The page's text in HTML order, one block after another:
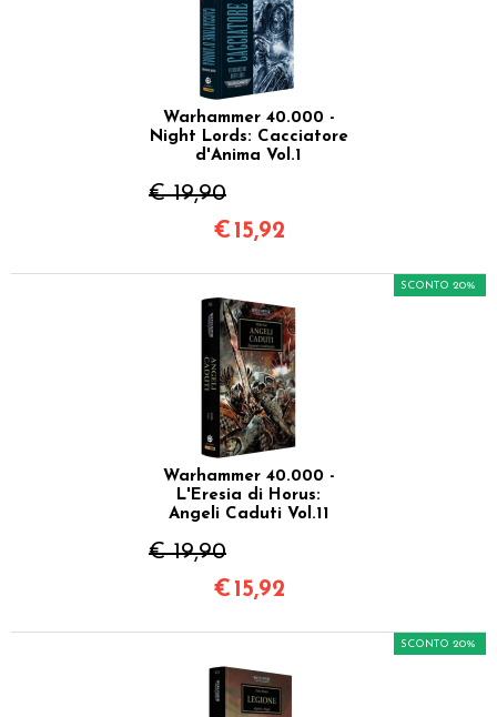
Warhammer 40.000 -
Night Lords: Cacciatore
d'Anima Vol.1
€ 19,90
€ 15,92
Warhammer 40.000 -
L'Eresia di Horus:
Angeli Caduti Vol.11
€ 19,90
SCONTO 20%
€ 15,92
SCONTO 20%